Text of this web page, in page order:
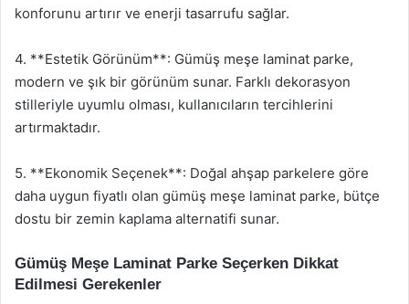
konforunu artırır ve enerji tasarrufu sağlar.
4. **Estetik Görünüm**: Gümüş meşe laminat parke,
modern ve şık bir görünüm sunar. Farklı dekorasyon
stilleriyle uyumlu olması, kullanıcıların tercihlerini
artırmaktadır.
5. **Ekonomik Seçenek**: Doğal ahşap parkelere göre
daha uygun fiyatlı olan gümüş meşe laminat parke, bütçe
dostu bir zemin kaplama alternatifi sunar.
Gümüş Meşe Laminat Parke Seçerken Dikkat
Edilmesi Gerekenler